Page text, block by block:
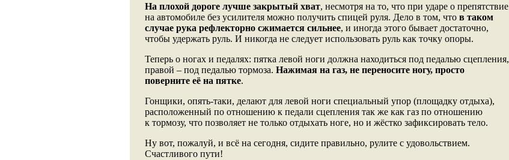
На плохой дороге лучше закрытый хват, несмотря на то, что при ударе о препятствие
на автомобиле без усилителя можно получить спицей руля. Дело в том, что в таком
случае рука рефлекторно сжимается сильнее, и иногда этого бывает достаточно,
чтобы удержать руль. И никогда не следует использовать руль как точку опоры.
Теперь о ногах и педалях: пятка левой ноги должна находиться под педалью сцепления,
правой – под педалью тормоза. Нажимая на газ, не переносите ногу, просто
поверните её на пятке.
Гонщики, опять-таки, делают для левой ноги специальный упор (площадку отдыха),
расположенный по отношению к педали сцепления так же как газ по отношению
к тормозу, что позволяет не только отдыхать ноге, но и жёстко зафиксировать тело.
Ну вот, пожалуй, и всё на сегодня, сидите правильно, рулите с удовольствием.
Счастливого пути!